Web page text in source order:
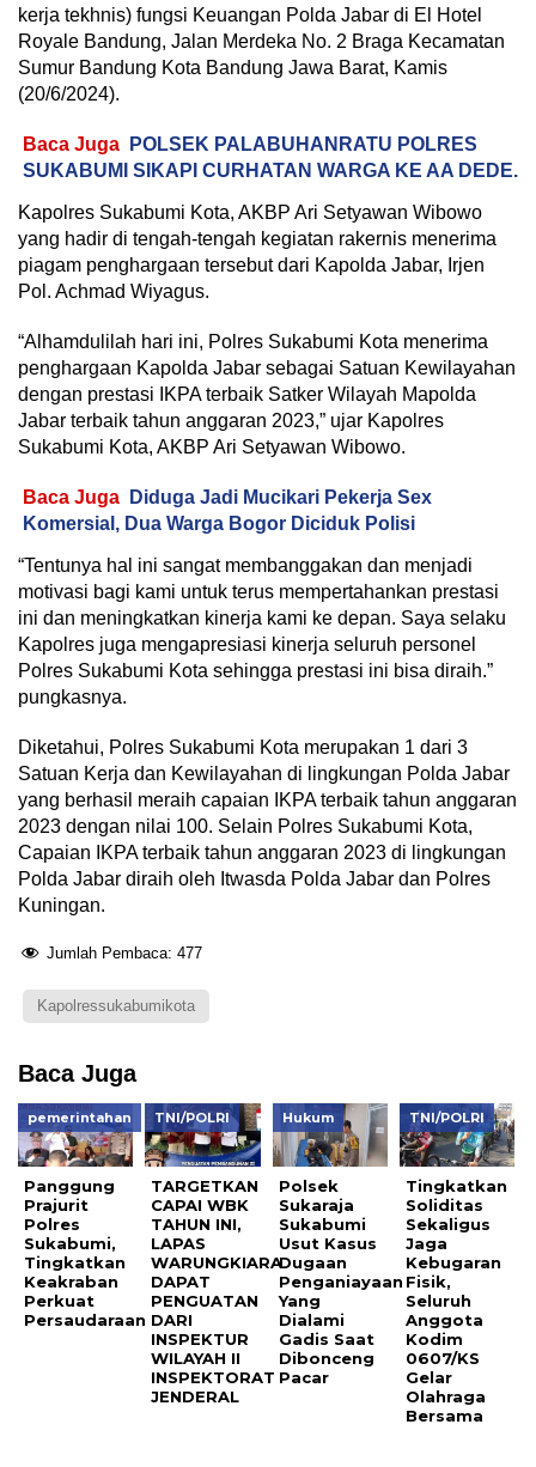
kerja tekhnis) fungsi Keuangan Polda Jabar di El Hotel
Royale Bandung, Jalan Merdeka No. 2 Braga Kecamatan
Sumur Bandung Kota Bandung Jawa Barat, Kamis
(20/6/2024).
Baca Juga
POLSEK PALABUHANRATU POLRES
SUKABUMI SIKAPI CURHATAN WARGA KE AA DEDE.
Kapolres Sukabumi Kota, AKBP Ari Setyawan Wibowo
yang hadir di tengah-tengah kegiatan rakernis menerima
piagam penghargaan tersebut dari Kapolda Jabar, Irjen
Pol. Achmad Wiyagus.
“Alhamdulilah hari ini, Polres Sukabumi Kota menerima
penghargaan Kapolda Jabar sebagai Satuan Kewilayahan
dengan prestasi IKPA terbaik Satker Wilayah Mapolda
Jabar terbaik tahun anggaran 2023,” ujar Kapolres
Sukabumi Kota, AKBP Ari Setyawan Wibowo.
Baca Juga
Diduga Jadi Mucikari Pekerja Sex
Komersial, Dua Warga Bogor Diciduk Polisi
“Tentunya hal ini sangat membanggakan dan menjadi
motivasi bagi kami untuk terus mempertahankan prestasi
ini dan meningkatkan kinerja kami ke depan. Saya selaku
Kapolres juga mengapresiasi kinerja seluruh personel
Polres Sukabumi Kota sehingga prestasi ini bisa diraih.”
pungkasnya.
Diketahui, Polres Sukabumi Kota merupakan 1 dari 3
Satuan Kerja dan Kewilayahan di lingkungan Polda Jabar
yang berhasil meraih capaian IKPA terbaik tahun anggaran
2023 dengan nilai 100. Selain Polres Sukabumi Kota,
Capaian IKPA terbaik tahun anggaran 2023 di lingkungan
Polda Jabar diraih oleh Itwasda Polda Jabar dan Polres
Kuningan.
Jumlah Pembaca: 477
Kapolressukabumikota
Baca Juga
pemerintahan
Panggung
Prajurit
Polres
Sukabumi,
Tingkatkan
Keakraban
Perkuat
Persaudaraan
TNI/POLRI
TARGETKAN
CAPAI WBK
TAHUN INI,
LAPAS
WARUNGKIARA
DAPAT
PENGUATAN
DARI
INSPEKTUR
WILAYAH II
INSPEKTORAT
JENDERAL
Hukum
Polsek
Sukaraja
Sukabumi
Usut Kasus
Dugaan
Penganiayaan
Yang
Dialami
Gadis Saat
Dibonceng
Pacar
TNI/POLRI
Tingkatkan
Soliditas
Sekaligus
Jaga
Kebugaran
Fisik,
Seluruh
Anggota
Kodim
0607/KS
Gelar
Olahraga
Bersama